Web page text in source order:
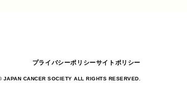
プライバシーポリシーサイトポリシー
JAPAN CANCER SOCIETY ALL RIGHTS RESERVED.